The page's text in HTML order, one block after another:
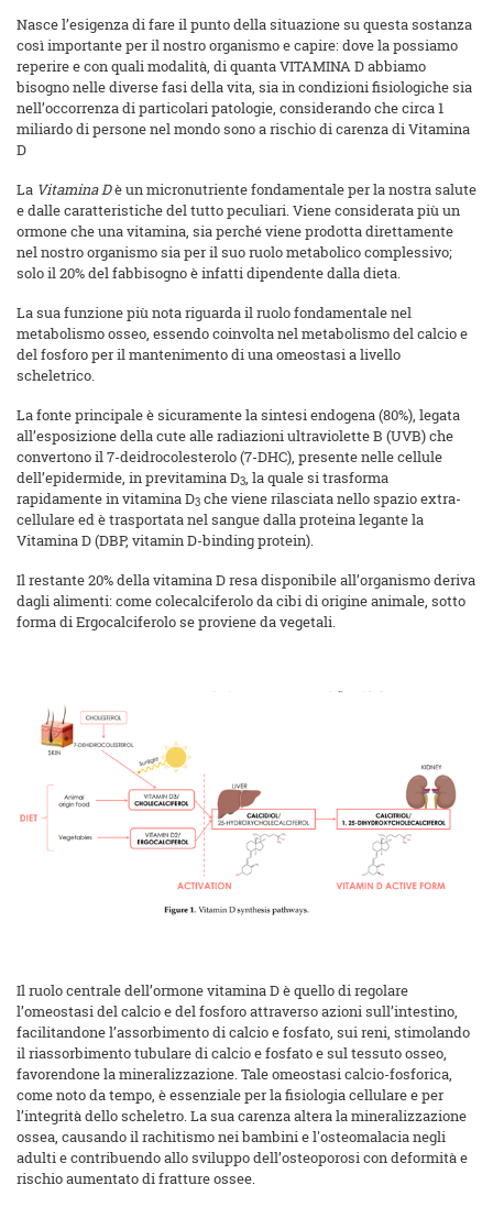
Nasce l’esigenza di fare il punto della situazione su questa sostanza
così importante per il nostro organismo e capire: dove la possiamo
reperire e con quali modalità, di quanta VITAMINA D abbiamo
bisogno nelle diverse fasi della vita, sia in condizioni fisiologiche sia
nell’occorrenza di particolari patologie, considerando che circa 1
miliardo di persone nel mondo sono a rischio di carenza di Vitamina
D
La Vitamina Dè un micronutriente fondamentale per la nostra salute
e dalle caratteristiche del tutto peculiari. Viene considerata più un
ormone che una vitamina, sia perché viene prodotta direttamente
nel nostro organismo sia per il suo ruolo metabolico complessivo;
solo il 20% del fabbisogno è infatti dipendente dalla dieta.
La sua funzione più nota riguarda il ruolo fondamentale nel
metabolismo osseo, essendo coinvolta nel metabolismo del calcio e
del fosforo per il mantenimento di una omeostasi a livello
scheletrico.
La fonte principale è sicuramente la sintesi endogena (80%), legata
all’esposizione della cute alle radiazioni ultraviolette B (UVB) che
convertono il 7-deidrocolesterolo (7-DHC), presente nelle cellule
dell’epidermide, in previtamina D3, la quale si trasforma
rapidamente in vitamina D3 che viene rilasciata nello spazio extra-
cellulare ed è trasportata nel sangue dalla proteina legante la
Vitamina D (DBP, vitamin D-binding protein).
Il restante 20% della vitamina D resa disponibile all’organismo deriva
dagli alimenti: come colecalciferolo da cibi di origine animale, sotto
forma di Ergocalciferolo se proviene da vegetali.
Il ruolo centrale dell’ormone vitamina D è quello di regolare
l’omeostasi del calcio e del fosforo attraverso azioni sull’intestino,
facilitandone l’assorbimento di calcio e fosfato, sui reni, stimolando
il riassorbimento tubulare di calcio e fosfato e sul tessuto osseo,
favorendone la mineralizzazione. Tale omeostasi calcio-fosforica,
come noto da tempo, è essenziale per la fisiologia cellulare e per
l’integrità dello scheletro. La sua carenza altera la mineralizzazione
ossea, causando il rachitismo nei bambini e l'osteomalacia negli
adulti e contribuendo allo sviluppo dell’osteoporosi con deformità e
rischio aumentato di fratture ossee.